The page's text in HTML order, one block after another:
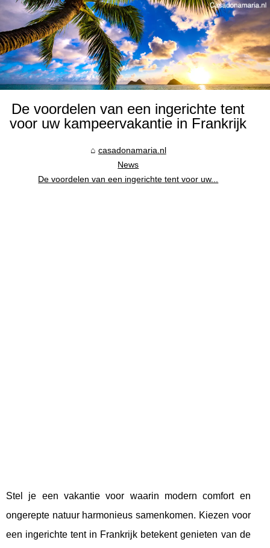
De voordelen van een ingerichte tent
voor uw kampeervakantie in Frankrijk
casadonamaria.nl
News
De voordelen van een ingerichte tent voor uw...
Stel je een vakantie voor waarin modern comfort en
ongerepte natuur harmonieus samenkomen. Kiezen voor
een ingerichte tent in Frankrijk betekent genieten van de